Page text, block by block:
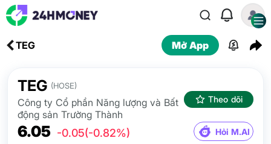
TEG Mở App
TEG (HOSE)
Công ty Cổ phần Năng lượng và Bất
động sản Trường Thành
Theo dõi
6.05 -0.05(-0.82%) Hỏi M.AI